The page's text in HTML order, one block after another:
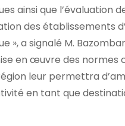
ainsi que l’évaluation
des établissements
», a signalé M.
en œuvre des normes
leur permettra
en tant que